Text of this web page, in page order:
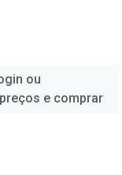
ou
e comprar